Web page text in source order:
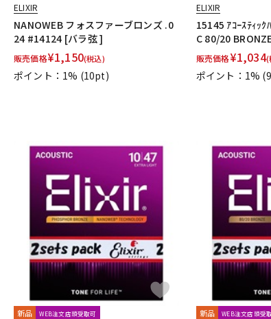
ELIXIR
NANOWEB フォスファーブロンズ .0
24 #14124 [バラ弦 ]
販売価格¥1,150(税込)
ポイント：1% (10pt)
ELIXIR
15145 ｱｺｰｽﾃｨｯ
C 80/20
販売価格¥1,034(
ポイント：1%
新品 WEB注文店頭受取可 新品 WEB注文店頭受